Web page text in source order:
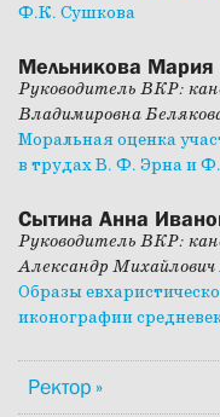
Ф.К. Сушкова
Мельникова Мария
Руководитель ВКР:
Владимировна
Моральная оценка
в трудах В. Ф. Эрна и
Сытина Анна
Руководитель ВКР:
Александр Михайлович
Образы
иконографии
Ректор